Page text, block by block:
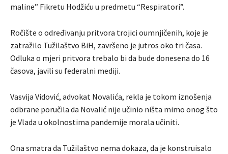
maline” Fikretu Hodžiću u predmetu “Respiratori”.
Ročište o određivanju pritvora trojici oumnjičenih, koje je
zatražilo Tužilaštvo BiH, završeno je jutros oko tri časa.
Odluka o mjeri pritvora trebalo bi da bude donesena do 16
časova, javili su federalni mediji.
Vasvija Vidović, advokat Novalića, rekla je tokom iznošenja
odbrane poručila da Novalić nije učinio ništa mimo onog što
je Vlada u okolnostima pandemije morala učiniti.
Ona smatra da Tužilaštvo nema dokaza, da je konstruisalo